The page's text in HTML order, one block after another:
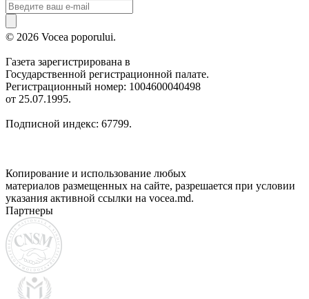
© 2026 Vocea poporului.
Газета зарегистрирована в
Государственной регистрационной палате.
Регистрационный номер: 1004600040498
от 25.07.1995.
Подписной индекс: 67799.
Копирование и использование любых
материалов размещенных на сайте, разрешается при условии
указания активной ссылки на vocea.md.
Партнеры